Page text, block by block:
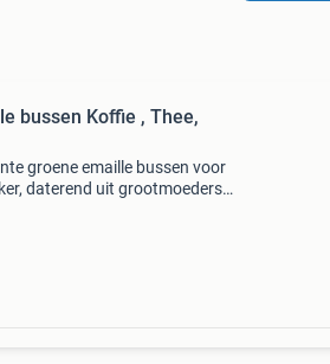
bussen Koffie , Thee,
groene emaille bussen voor
daterend uit grootmoeders